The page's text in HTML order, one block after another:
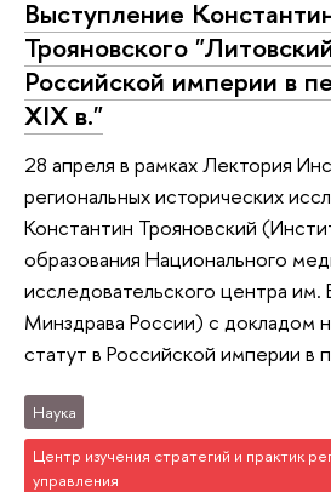
Выступление
Трояновского
Российской империи в
XIX в."
28 апреля в рамках Лектория
региональных исторических
Константин Трояновский
образования Национального
исследовательского центра им.
Минздрава России) с докладом
статут в Российской империи в
Наука
Центр изучения стратегий и практик
управления